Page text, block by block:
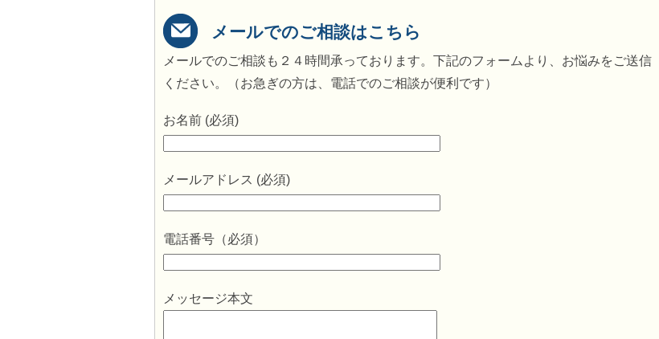
メールでのご相談はこちら
メールでのご相談も２４時間承っております。下記のフォームより、お悩みをご送信
ください。（お急ぎの方は、電話でのご相談が便利です）
お名前 (必須)
メールアドレス (必須)
電話番号（必須）
メッセージ本文